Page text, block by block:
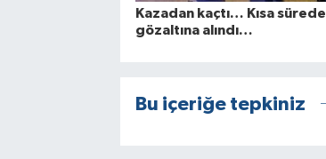
Kazadan kaçtı… Kısa sürede
gözaltına alındı…
Bu içeriğe tepkiniz